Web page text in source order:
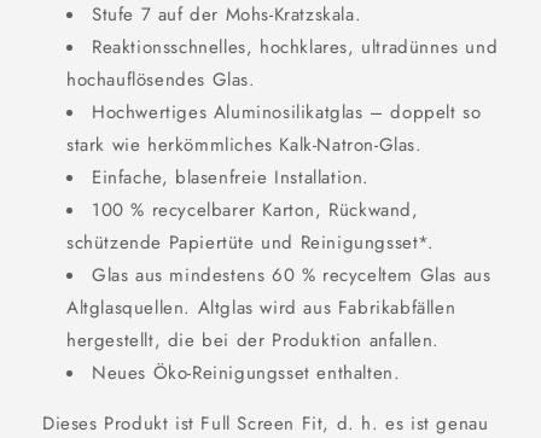
Stufe 7 auf der Mohs-Kratzskala.
Reaktionsschnelles, hochklares, ultradünnes und
hochauflösendes Glas.
Hochwertiges Aluminosilikatglas – doppelt so
stark wie herkömmliches Kalk-Natron-Glas.
Einfache, blasenfreie Installation.
100 % recycelbarer Karton, Rückwand,
schützende Papiertüte und Reinigungsset*.
Glas aus mindestens 60 % recyceltem Glas aus
Altglasquellen. Altglas wird aus Fabrikabfällen
hergestellt, die bei der Produktion anfallen.
Neues Öko-Reinigungsset enthalten.
Dieses Produkt ist Full Screen Fit, d. h. es ist genau